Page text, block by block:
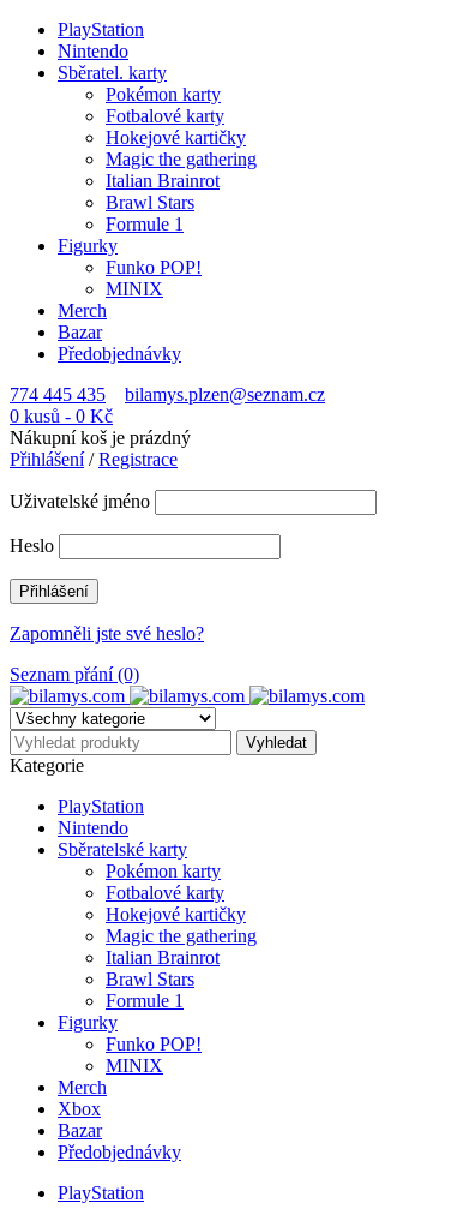
PlayStation
Nintendo
Sběratel. karty
Pokémon karty
Fotbalové karty
Hokejové kartičky
Magic the gathering
Italian Brainrot
Brawl Stars
Formule 1
Figurky
Funko POP!
MINIX
Merch
Bazar
Předobjednávky
774 445 435
bilamys.plzen@seznam.cz
0 kusů - 0 Kč
Nákupní koš je prázdný
Přihlášení/Registrace
Uživatelské jméno
Heslo
Zapomněli jste své heslo?
Seznam přání (0)
Kategorie
PlayStation
Nintendo
Sběratelské karty
Pokémon karty
Fotbalové karty
Hokejové kartičky
Magic the gathering
Italian Brainrot
Brawl Stars
Formule 1
Figurky
Funko POP!
MINIX
Merch
Xbox
Bazar
Předobjednávky
PlayStation